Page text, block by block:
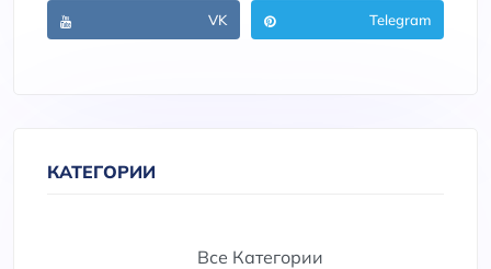
VK Telegram
КАТЕГОРИИ
Все Категории